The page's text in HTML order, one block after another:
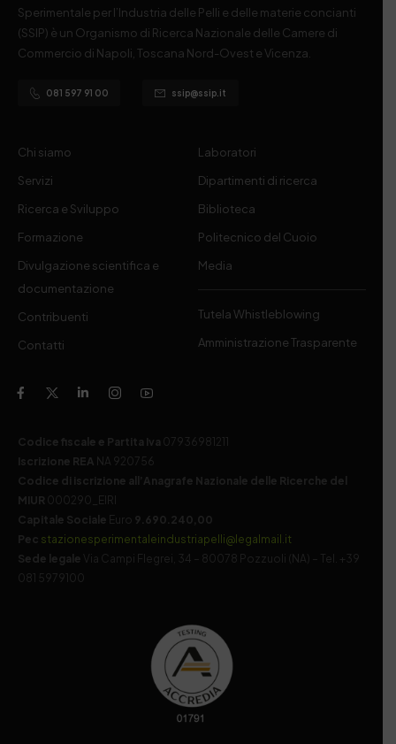
Sperimentale per l’Industria delle Pelli e delle materie concianti
(SSIP) è un Organismo di Ricerca Nazionale delle Camere di
Commercio di Napoli, Toscana Nord-Ovest e Vicenza.
081 597 91 00 ssip@ssip.it
Chi siamo
Servizi
Ricerca e Sviluppo
Formazione
Divulgazione scientifica e
documentazione
Contribuenti
Contatti
Laboratori
Dipartimenti di ricerca
Biblioteca
Politecnico del Cuoio
Media
Tutela Whistleblowing
Amministrazione Trasparente
Codice fiscale e Partita Iva 07936981211
Iscrizione REA NA 920756
Codice di iscrizione all’Anagrafe Nazionale delle Ricerche del
MIUR 000290_EIRI
Capitale Sociale Euro 9.690.240,00
Pec stazionesperimentaleindustriapelli@legalmail.it
Sede legale
Via Campi Flegrei, 34 – 80078 Pozzuoli (NA) – Tel. +39
081 5979100